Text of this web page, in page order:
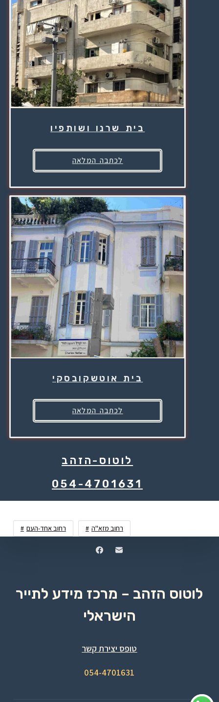
בית שרנו ושותפיו
לכתבה המלאה
בית אוטשקובסקי
לכתבה המלאה
לוטוס-הזהב
054-4701631
רחוב אחד-העם רחוב מזא"ה
לוטוס הזהב – מרכז מידע לתייר
הישראלי
טופס יצירת קשר
054-4701631